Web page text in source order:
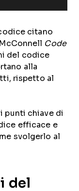
citano
Code
del codice
alla
rispetto al
punti chiave di
efficace e
svolgerlo al
del